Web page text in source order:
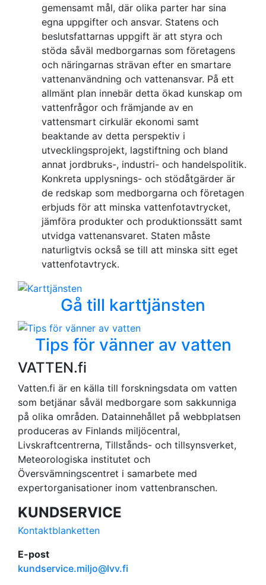
gemensamt mål, där olika parter har sina
egna uppgifter och ansvar. Statens och
beslutsfattarnas uppgift är att styra och
stöda såväl medborgarnas som företagens
och näringarnas strävan efter en smartare
vattenanvändning och vattenansvar. På ett
allmänt plan innebär detta ökad kunskap om
vattenfrågor och främjande av en
vattensmart cirkulär ekonomi samt
beaktande av detta perspektiv i
utvecklingsprojekt, lagstiftning och bland
annat jordbruks-, industri- och handelspolitik.
Konkreta upplysnings- och stödåtgärder är
de redskap som medborgarna och företagen
erbjuds för att minska vattenfotavtrycket,
jämföra produkter och produktionssätt samt
utvidga vattenansvaret. Staten måste
naturligtvis också se till att minska sitt eget
vattenfotavtryck.
Gå till karttjänsten
Tips för vänner av vatten
VATTEN.fi
Vatten.fi är en källa till forskningsdata om vatten
som betjänar såväl medborgare som sakkunniga
på olika områden. Datainnehållet på webbplatsen
produceras av Finlands miljöcentral,
Livskraftcentrerna, Tillstånds- och tillsynsverket,
Meteorologiska institutet och
Översvämningscentret i samarbete med
expertorganisationer inom vattenbranschen.
KUNDSERVICE
Kontaktblanketten
E-post
kundservice.miljo@lvv.fi